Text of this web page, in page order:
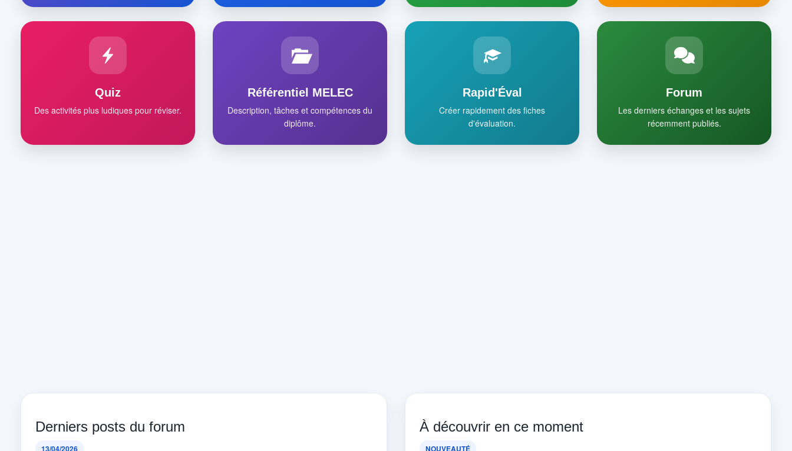
Quiz
Des activités plus ludiques pour réviser.
Référentiel MELEC
Description, tâches et compétences du
diplôme.
Rapid'Éval
Créer rapidement des fiches
d'évaluation.
Forum
Les derniers échanges et les sujets
récemment publiés.
Derniers posts du forum
13/04/2026
À découvrir en ce moment
NOUVEAUTÉ